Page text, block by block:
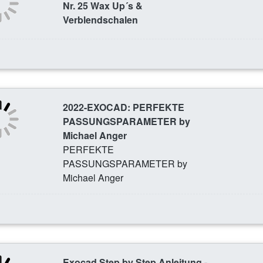
Nr. 25 Wax Up´s &
Verblendschalen
2022-EXOCAD: PERFEKTE
PASSUNGSPARAMETER by
Michael Anger
PERFEKTE
PASSUNGSPARAMETER by
Michael Anger